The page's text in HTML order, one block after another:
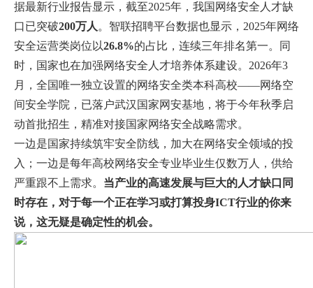
据最新行业报告显示，截至2025年，我国网络安全人才缺
口已突破200万人 。智联招聘平台数据也显示，2025年网络
安全运营类岗位以26.8%的占比，连续三年排名第一。同
时，国家也在加强网络安全人才培养体系建设。2026年3
月，全国唯一独立设置的网络安全类本科高校——网络空
间安全学院，已落户武汉国家网安基地，将于今年秋季启
动首批招生，精准对接国家网络安全战略需求。
一边是国家持续筑牢安全防线，加大在网络安全领域的投
入；一边是每年高校网络安全专业毕业生仅数万人，供给
严重跟不上需求。 当产业的高速发展与巨大的人才缺口同
时存在，对于每一个正在学习或打算投身ICT行业的你来
说，这无疑是确定性的机会。